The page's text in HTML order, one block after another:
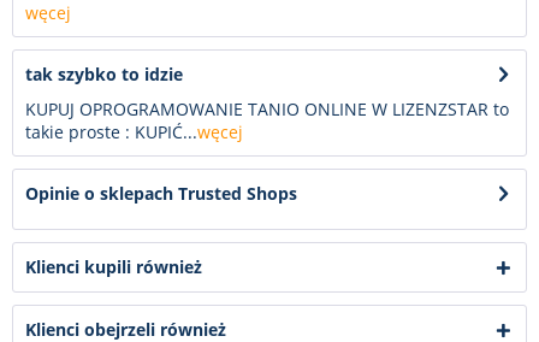
węcej
tak szybko to idzie
KUPUJ OPROGRAMOWANIE TANIO ONLINE W LIZENZSTAR to
takie proste : KUPIĆ...węcej
Opinie o sklepach Trusted Shops
Klienci kupili również
Klienci obejrzeli również